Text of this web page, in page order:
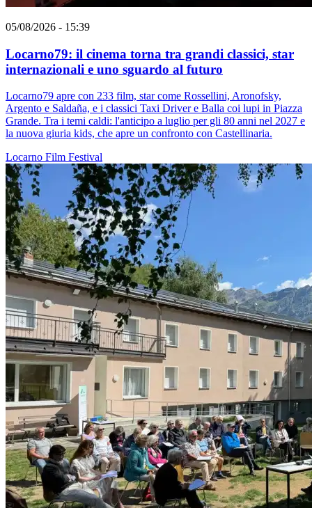
05/08/2026 - 15:39
Locarno79: il cinema torna tra grandi classici, star
internazionali e uno sguardo al futuro
Locarno79 apre con 233 film, star come Rossellini, Aronofsky,
Argento e Saldaña, e i classici Taxi Driver e Balla coi lupi in Piazza
Grande. Tra i temi caldi: l'anticipo a luglio per gli 80 anni nel 2027 e
la nuova giuria kids, che apre un confronto con Castellinaria.
Locarno Film Festival